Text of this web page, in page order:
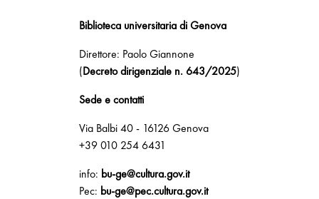
Biblioteca universitaria di Genova
Direttore: Paolo Giannone
(Decreto dirigenziale n. 643/2025)
Sede e contatti
Via Balbi 40 - 16126 Genova
+39 010 254 6431
info: bu-ge@cultura.gov.it
Pec: bu-ge@pec.cultura.gov.it